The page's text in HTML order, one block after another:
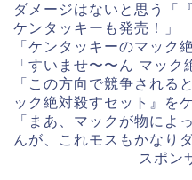
ダメージはないと思う「
ケンタッキーも発売！」
「ケンタッキーのマック
「すいませ〜〜ん マック
「この方向で競争される
ック絶対殺すセット』を
「まあ、マックが物によ
んが、これモスもかなり
スポン